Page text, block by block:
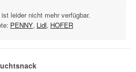
leider nicht mehr verfügbar.
PENNY, Lidl, HOFER